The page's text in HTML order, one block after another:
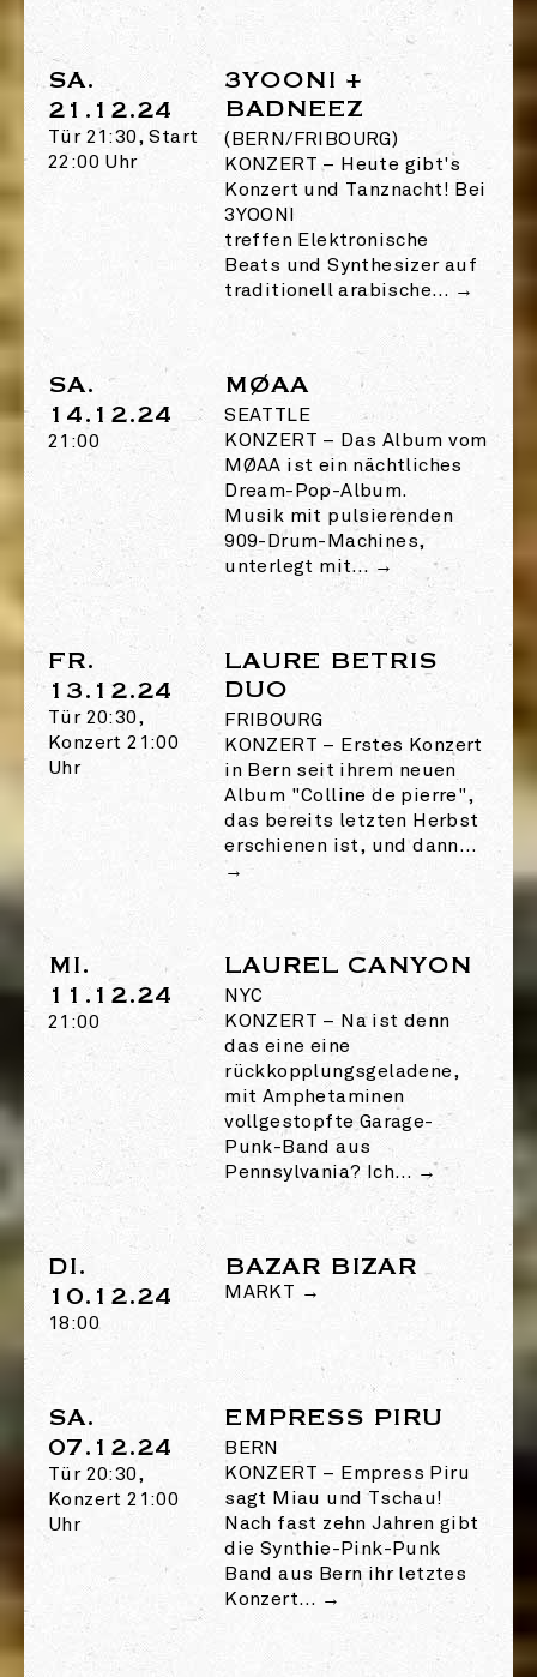
SA.
21.12.24
Tür 21:30, Start
22:00 Uhr
3YOONI +
BADNEEZ
(BERN/FRIBOURG)
KONZERT – Heute gibt's
Konzert und Tanznacht! Bei
3YOONI
treffen Elektronische
Beats und Synthesizer auf
traditionell arabische… →
SA.
14.12.24
21:00
MØAA
SEATTLE
KONZERT – Das Album vom
MØAA ist ein nächtliches
Dream-Pop-Album.
Musik mit pulsierenden
909-Drum-Machines,
unterlegt mit… →
FR.
13.12.24
Tür 20:30,
Konzert 21:00
Uhr
LAURE BETRIS
DUO
FRIBOURG
KONZERT – Erstes Konzert
in Bern seit ihrem neuen
Album "Colline de pierre",
das bereits letzten Herbst
erschienen ist, und dann…
→
MI.
11.12.24
21:00
LAUREL CANYON
NYC
KONZERT – Na ist denn
das eine eine
rückkopplungsgeladene,
mit Amphetaminen
vollgestopfte Garage-
Punk-Band aus
Pennsylvania? Ich… →
DI.
10.12.24
18:00
BAZAR BIZAR
MARKT →
SA.
07.12.24
Tür 20:30,
Konzert 21:00
Uhr
EMPRESS PIRU
BERN
KONZERT – Empress Piru
sagt Miau und Tschau!
Nach fast zehn Jahren gibt
die Synthie-Pink-Punk
Band aus Bern ihr letztes
Konzert… →